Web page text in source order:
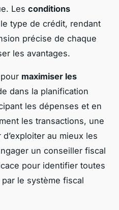
Les conditions
type de crédit, rendant
précise de chaque
les avantages.
maximiser les
dans la planification
les dépenses et en
les transactions, une
au mieux les
un conseiller fiscal
pour identifier toutes
le système fiscal